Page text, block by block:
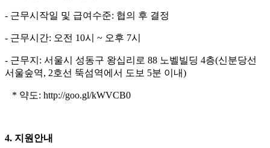
- 근무시작일 및 급여수준: 협의 후 결정
- 근무시간: 오전 10시 ~ 오후 7시
- 근무지: 서울시 성동구 왕십리로 88 노벨빌딩 4층(신분당선
서울숲역, 2호선 뚝섬역에서 도보 5분 이내)
* 약도: http://goo.gl/kWVCB0
4. 지원안내